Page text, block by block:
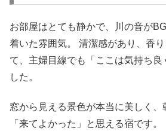
お部屋はとても静かで、川の音が
着いた雰囲気。 清潔感があり、香
て、主婦目線でも「ここは気持ち良
した。
窓から見える景色が本当に美しく、
「来てよかった」と思える宿です。